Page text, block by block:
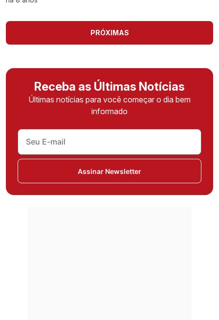
PRÓXIMAS
Receba as Últimas Notícias
Últimas notícias para você começar o dia bem
informado
Assinar Newsletter